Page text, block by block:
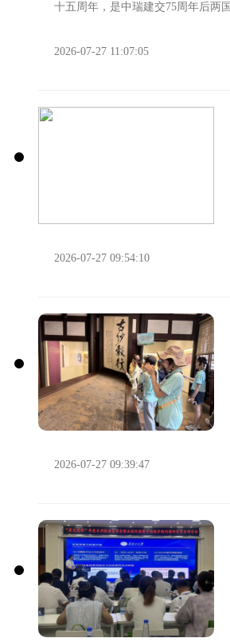
十五周年，是中瑞建交75周年后
2026-07-27 11:07:05
2026-07-27 09:54:10
2026-07-27 09:39:47